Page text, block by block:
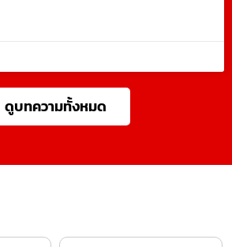
ดูบทความทั้งหมด